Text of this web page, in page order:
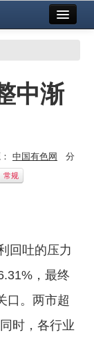
中渐
中国有色网
分
常规
回吐的压力
，最终
口。两市超
时，各行业